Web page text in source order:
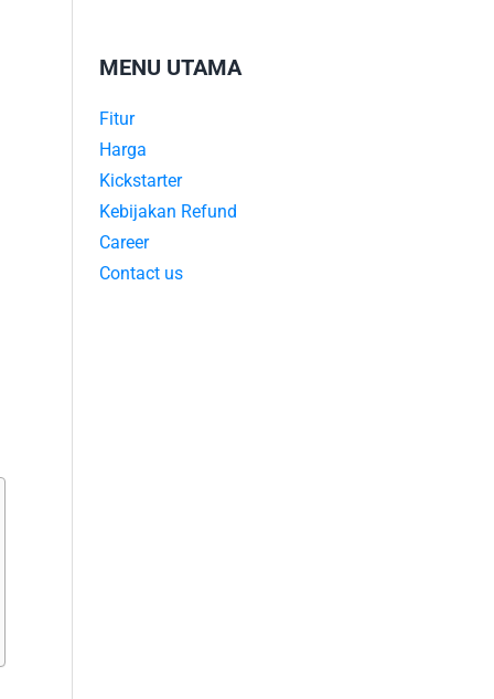
MENU UTAMA
Fitur
Harga
Kickstarter
Kebijakan Refund
Career
Contact us